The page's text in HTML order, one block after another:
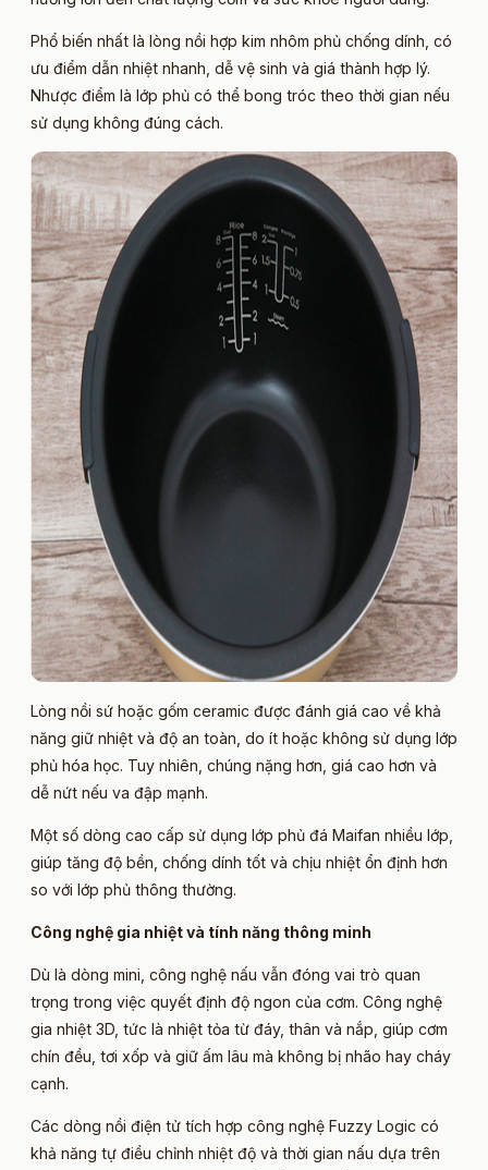
Phổ biến nhất là lòng nồi hợp kim nhôm phủ chống dính, có
ưu điểm dẫn nhiệt nhanh, dễ vệ sinh và giá thành hợp lý.
Nhược điểm là lớp phủ có thể bong tróc theo thời gian nếu
sử dụng không đúng cách.
Lòng nồi sứ hoặc gốm ceramic được đánh giá cao về khả
năng giữ nhiệt và độ an toàn, do ít hoặc không sử dụng lớp
phủ hóa học. Tuy nhiên, chúng nặng hơn, giá cao hơn và
dễ nứt nếu va đập mạnh.
Một số dòng cao cấp sử dụng lớp phủ đá Maifan nhiều lớp,
giúp tăng độ bền, chống dính tốt và chịu nhiệt ổn định hơn
so với lớp phủ thông thường.
Công nghệ gia nhiệt và tính năng thông minh
Dù là dòng mini, công nghệ nấu vẫn đóng vai trò quan
trọng trong việc quyết định độ ngon của cơm. Công nghệ
gia nhiệt 3D, tức là nhiệt tỏa từ đáy, thân và nắp, giúp cơm
chín đều, tơi xốp và giữ ấm lâu mà không bị nhão hay cháy
cạnh.
Các dòng nồi điện tử tích hợp công nghệ Fuzzy Logic có
khả năng tự điều chỉnh nhiệt độ và thời gian nấu dựa trên